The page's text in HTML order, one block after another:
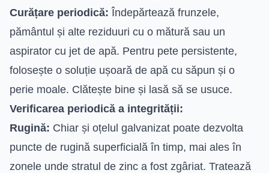
Curățare periodică: Îndepărtează frunzele,
pământul și alte reziduuri cu o mătură sau un
aspirator cu jet de apă. Pentru pete persistente,
folosește o soluție ușoară de apă cu săpun și o
perie moale. Clătește bine și lasă să se usuce.
Verificarea periodică a integrității:
Rugină: Chiar și oțelul galvanizat poate dezvolta
puncte de rugină superficială în timp, mai ales în
zonele unde stratul de zinc a fost zgâriat. Tratează